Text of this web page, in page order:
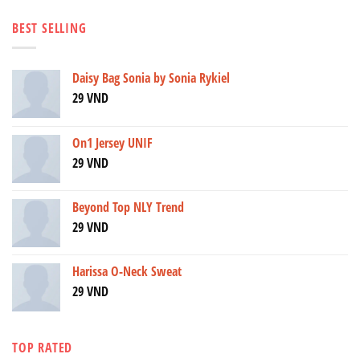
BEST SELLING
Daisy Bag Sonia by Sonia Rykiel
29VND
On1 Jersey UNIF
29VND
Beyond Top NLY Trend
29VND
Harissa O-Neck Sweat
29VND
TOP RATED